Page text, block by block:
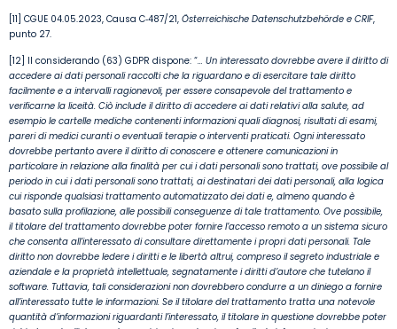
[11] CGUE 04.05.2023, Causa C‑487/21, Österreichische Datenschutzbehörde e CRIF,
punto 27.
[12] Il considerando (63) GDPR dispone: “… Un interessato dovrebbe avere il diritto di
accedere ai dati personali raccolti che la riguardano e di esercitare tale diritto
facilmente e a intervalli ragionevoli, per essere consapevole del trattamento e
verificarne la liceità. Ciò include il diritto di accedere ai dati relativi alla salute, ad
esempio le cartelle mediche contenenti informazioni quali diagnosi, risultati di esami,
pareri di medici curanti o eventuali terapie o interventi praticati. Ogni interessato
dovrebbe pertanto avere il diritto di conoscere e ottenere comunicazioni in
particolare in relazione alla finalità per cui i dati personali sono trattati, ove possibile al
periodo in cui i dati personali sono trattati, ai destinatari dei dati personali, alla logica
cui risponde qualsiasi trattamento automatizzato dei dati e, almeno quando è
basato sulla profilazione, alle possibili conseguenze di tale trattamento. Ove possibile,
il titolare del trattamento dovrebbe poter fornire l’accesso remoto a un sistema sicuro
che consenta all’interessato di consultare direttamente i propri dati personali. Tale
diritto non dovrebbe ledere i diritti e le libertà altrui, compreso il segreto industriale e
aziendale e la proprietà intellettuale, segnatamente i diritti d’autore che tutelano il
software. Tuttavia, tali considerazioni non dovrebbero condurre a un diniego a fornire
all’interessato tutte le informazioni. Se il titolare del trattamento tratta una notevole
quantità d’informazioni riguardanti l’interessato, il titolare in questione dovrebbe poter